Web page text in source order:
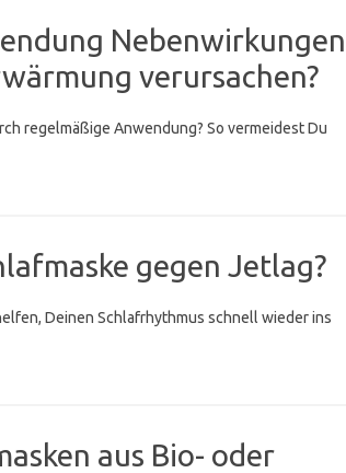
Nebenwirkungen
verursachen?
regelmäßige Anwendung? So vermeidest Du
gegen Jetlag?
Deinen Schlafrhythmus schnell wieder ins
aus Bio- oder